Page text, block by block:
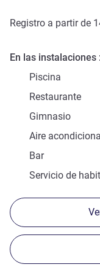
Registro a partir de
En las instalaciones
Piscina
Restaurante
Gimnasio
Aire
Bar
Servicio de